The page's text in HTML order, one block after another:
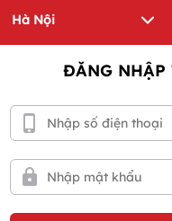
ĐĂNG NHẬP